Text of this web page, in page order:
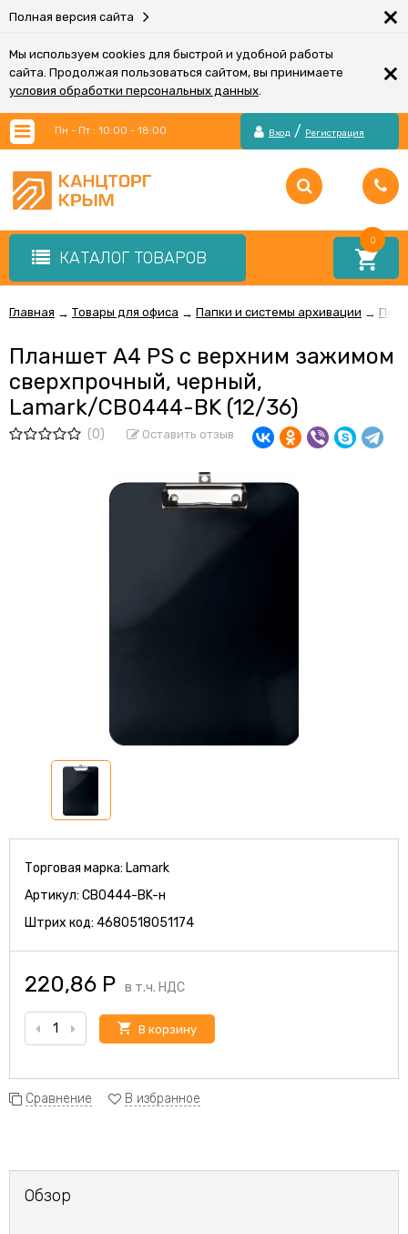
Полная версия сайта ×
Мы используем cookies для быстрой и удобной работы
сайта. Продолжая пользоваться сайтом, вы принимаете
условия обработки персональных данных.
×
Пн - Пт : 10:00 - 18:00 Вход / Регистрация
КАТАЛОГ ТОВАРОВ
0
Главная → Товары для офиса → Папки и системы архивации →
Планшет А4 PS с верхним зажимом
сверхпрочный, черный,
Lamark/CB0444-BK (12/36)
(0) Оставить отзыв
Торговая марка: Lamark
Артикул: CB0444-BK-н
Штрих код: 4680518051174
220,86 Р в т.ч. НДС
В корзину
Сравнение В избранное
Обзор